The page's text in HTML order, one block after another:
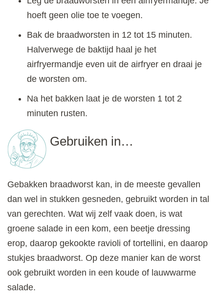
hoeft geen olie toe te voegen.
Bak de braadworsten in 12 tot 15 minuten.
Halverwege de baktijd haal je het
airfryermandje even uit de airfryer en draai je
de worsten om.
Na het bakken laat je de worsten 1 tot 2
minuten rusten.
Gebruiken in…
Gebakken braadworst kan, in de meeste gevallen
dan wel in stukken gesneden, gebruikt worden in tal
van gerechten. Wat wij zelf vaak doen, is wat
groene salade in een kom, een beetje dressing
erop, daarop gekookte ravioli of tortellini, en daarop
stukjes braadworst. Op deze manier kan de worst
ook gebruikt worden in een koude of lauwwarme
salade.